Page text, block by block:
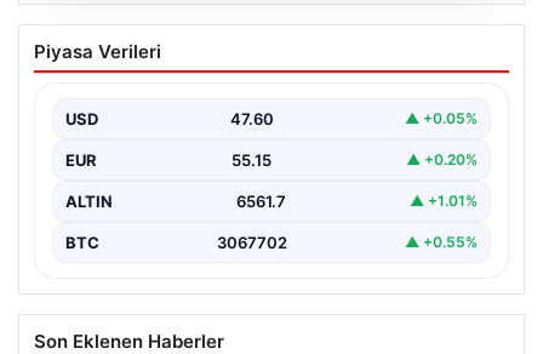
Annesi yaşamını yitirmişti, kızı
Instagram’da yakaladı! Ölümlü scuba
Piyasa Verileri
USD 47.60 ▲ +0.05%
EUR 55.15 ▲ +0.20%
ALTIN 6561.7 ▲ +1.01%
BTC 3067702 ▲ +0.55%
Son Eklenen Haberler